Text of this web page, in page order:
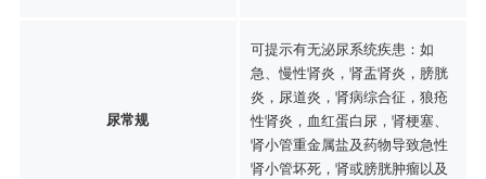
尿常规
可提示有无泌尿系统疾患：如
急、慢性肾炎，肾盂肾炎，膀胱
炎，尿道炎，肾病综合征，狼疮
性肾炎，血红蛋白尿，肾梗塞、
肾小管重金属盐及药物导致急性
肾小管坏死，肾或膀胱肿瘤以及